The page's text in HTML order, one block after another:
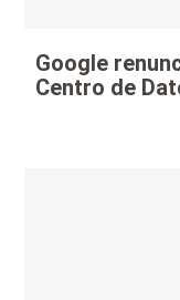
Google
Centro de